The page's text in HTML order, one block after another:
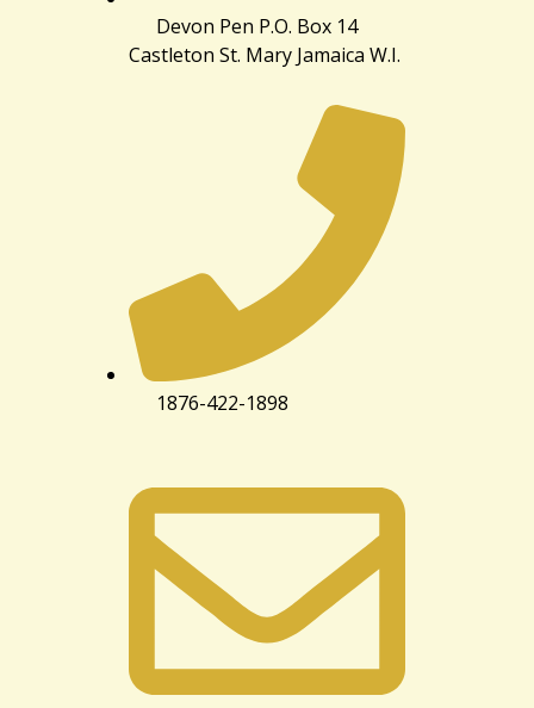
Devon Pen P.O. Box 14
Castleton St. Mary Jamaica W.I.
1876-422-1898